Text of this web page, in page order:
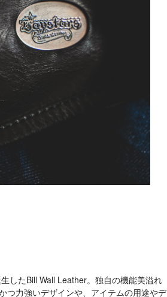
したBill Wall Leather。独自の機能美溢れ
つ力強いデザインや、アイテムの用途やデ